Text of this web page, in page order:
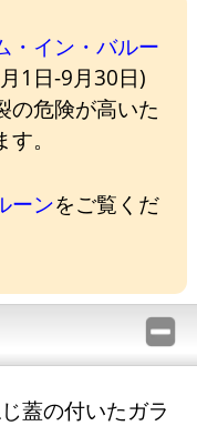
・イン・バルー
1日-9月30日)
の危険が高いた
。
ーンをご覧くだ
蓋の付いたガラ